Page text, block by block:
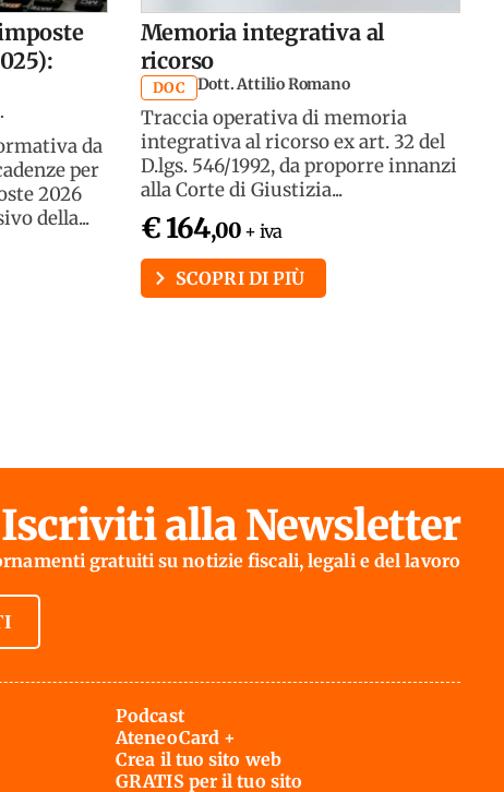
da
per
2026
della...
Memoria integrativa al
ricorso
DOC Dott. Attilio Romano
Traccia operativa di memoria
integrativa al ricorso ex art. 32 del
D.lgs. 546/1992, da proporre innanzi
alla Corte di Giustizia...
€ 164,00 + iva
SCOPRI DI PIÙ
Iscriviti alla Newsletter
gratuiti su notizie fiscali, legali e del lavoro
Podcast
AteneoCard +
Crea il tuo sito web
GRATIS per il tuo sito